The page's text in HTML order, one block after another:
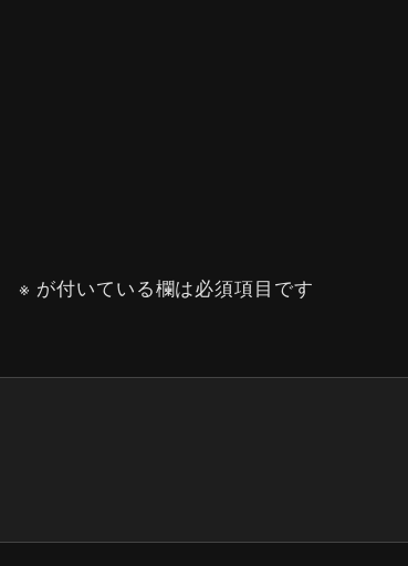
※ が付いている欄は必須項目です